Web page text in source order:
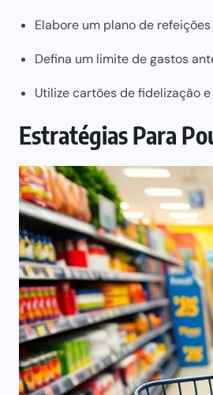
Elabore um plano de
Defina um limite de gastos
Utilize cartões de fidelização
Estratégias Para